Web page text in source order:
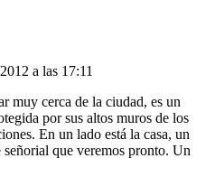
a las 17:11
muy cerca de la ciudad, es un
por sus altos muros de los
En un lado está la casa, un
señorial que veremos pronto. Un